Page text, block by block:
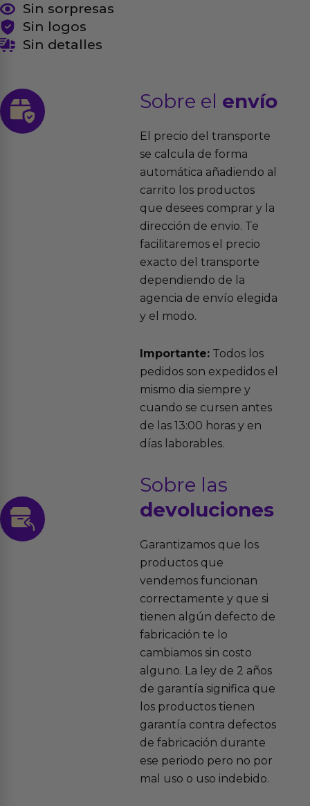
Sin sorpresas
Sin logos
Sin detalles
Sobre el envío
El precio del transporte
se calcula de forma
automática añadiendo al
carrito los productos
que desees comprar y la
dirección de envio. Te
facilitaremos el precio
exacto del transporte
dependiendo de la
agencia de envío elegida
y el modo.
Importante:Todos los
pedidos son expedidos el
mismo dia siempre y
cuando se cursen antes
de las 13:00 horas y en
días laborables.
Sobre las
devoluciones
Garantizamos que los
productos que
vendemos funcionan
correctamente y que si
tienen algún defecto de
fabricación te lo
cambiamos sin costo
alguno. La ley de 2 años
de garantía significa que
los productos tienen
garantía contra defectos
de fabricación durante
ese periodo pero no por
mal uso o uso indebido.